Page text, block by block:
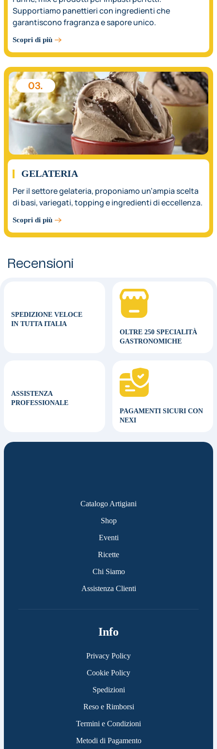
Supportiamo panettieri con ingredienti che
garantiscono fragranza e sapore unico.
Scopri di più
03.
GELATERIA
Per il settore gelateria, proponiamo un’ampia scelta
di basi, variegati, topping e ingredienti di eccellenza.
Scopri di più
Recensioni
SPEDIZIONE VELOCE
IN TUTTA ITALIA
OLTRE 250 SPECIALITÀ
GASTRONOMICHE
ASSISTENZA
PROFESSIONALE
PAGAMENTI SICURI CON
NEXI
Catalogo Artigiani
Shop
Eventi
Ricette
Chi Siamo
Assistenza Clienti
Info
Privacy Policy
Cookie Policy
Spedizioni
Reso e Rimborsi
Termini e Condizioni
Metodi di Pagamento